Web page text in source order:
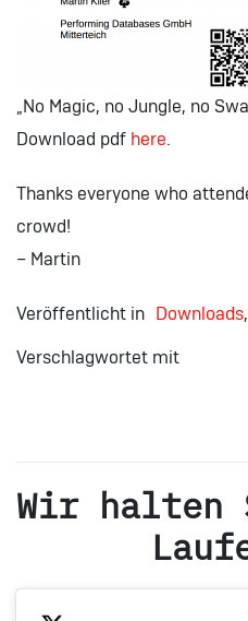
„No Magic, no Jungle, no
Download pdf here.
Thanks everyone who
crowd!
– Martin
Veröffentlicht in Downloads,
Verschlagwortet mit
Wir halten